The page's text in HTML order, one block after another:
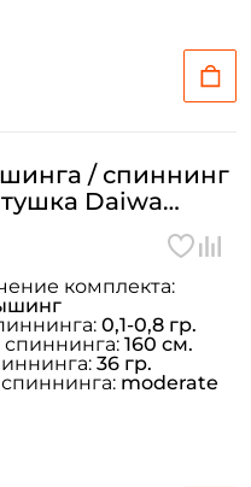
/ спиннинг
Daiwa
комплекта:
0,1-0,8 гр.
160 см.
36 гр.
moderate